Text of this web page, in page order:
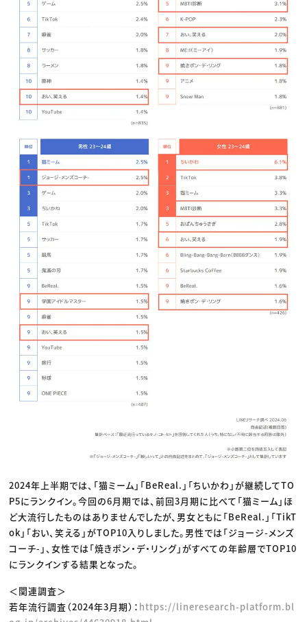
2024年上半期では、「猫ミーム」「BeReal.」「ちいかわ」が継続してTO
P5にランクイン。今回の6月期では、前回3月期に比べて「猫ミーム」ほ
ど大流行したものはありませんでしたが、男女ともに「BeReal.」「TikT
ok」「おい、笑える」がTOP10入りしました。男性では「ジョージ-メンズ
コーチ-」、女性では「焼きポン・デ・リング」がすべての年齢層でTOP10
にランクインする結果となった。
＜関連調査＞
若年流行調査（2024年3月期）： https://lineresearch-platform.bl